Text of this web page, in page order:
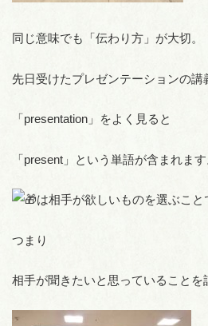
同じ意味でも「伝わり方」が大切。
先日受けたプレゼンテーションの講
「presentation」をよく見ると
「present」という単語が含まれます
は相手が欲しいものを選ぶこと
つまり
相手が聞きたいと思っていることを